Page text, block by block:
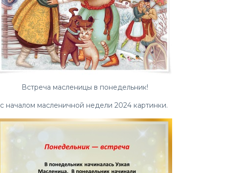
Встреча масленицы в понедельник!
с началом масленичной недели 2024 картинки.